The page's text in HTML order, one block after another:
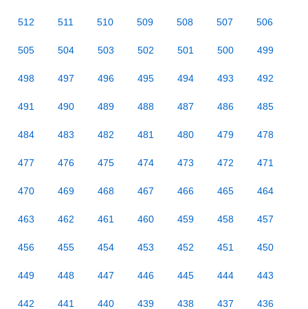
512 511 510 509 508 507 506
505 504 503 502 501 500 499
498 497 496 495 494 493 492
491 490 489 488 487 486 485
484 483 482 481 480 479 478
477 476 475 474 473 472 471
470 469 468 467 466 465 464
463 462 461 460 459 458 457
456 455 454 453 452 451 450
449 448 447 446 445 444 443
442 441 440 439 438 437 436